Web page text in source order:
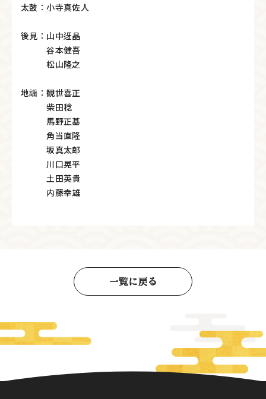
太鼓：小寺真佐人
後見：山中迓晶
谷本健吾
松山隆之
地謡：観世喜正
柴田稔
馬野正基
角当直隆
坂真太郎
川口晃平
土田英貴
内藤幸雄
一覧に戻る